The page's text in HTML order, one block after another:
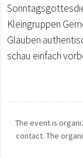
Kleingruppen
Glauben
schau einfach
The event is
contact. The